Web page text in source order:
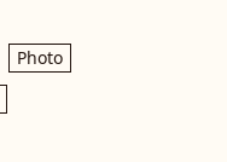
Photo